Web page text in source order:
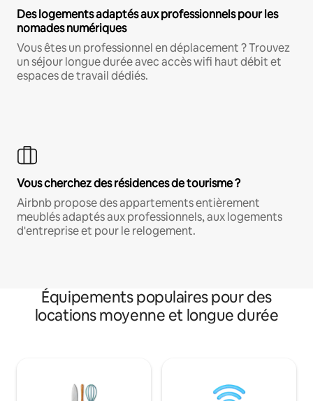
Des logements adaptés aux professionnels pour les
nomades numériques
Vous êtes un professionnel en déplacement ? Trouvez
un séjour longue durée avec accès wifi haut débit et
espaces de travail dédiés.
Vous cherchez des résidences de tourisme ?
Airbnb propose des appartements entièrement
meublés adaptés aux professionnels, aux logements
d'entreprise et pour le relogement.
Équipements populaires pour des
locations moyenne et longue durée